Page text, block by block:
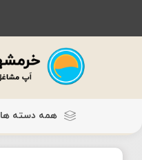
همه دسته ها